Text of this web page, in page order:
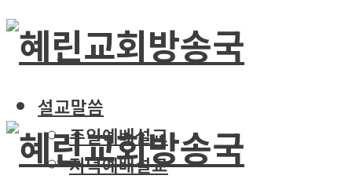
설교말씀
주일예배설교
저녁예배설교